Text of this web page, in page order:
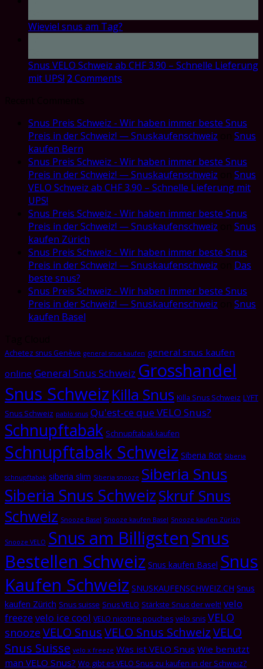
Wieviel snus am Tag?
Snus VELO Schweiz ab CHF 3.90 – Schnelle Lieferung
mit UPS! 2Comments
Snus Preis Schweiz - Wir haben immer beste Snus
Preis in der Schweiz! — Snuskaufenschweiz
Snus
kaufen Bern
Snus Preis Schweiz - Wir haben immer beste Snus
Preis in der Schweiz! — Snuskaufenschweiz
Snus
VELO Schweiz ab CHF 3.90 – Schnelle Lieferung mit
UPS!
Snus Preis Schweiz - Wir haben immer beste Snus
Preis in der Schweiz! — Snuskaufenschweiz
Snus
kaufen Zürich
Snus Preis Schweiz - Wir haben immer beste Snus
Preis in der Schweiz! — Snuskaufenschweiz
Das
beste snus?
Snus Preis Schweiz - Wir haben immer beste Snus
Preis in der Schweiz! — Snuskaufenschweiz
Snus
kaufen Basel
Achetez snus Genève general snus kaufen general snus kaufen
online General Snus Schweiz Grosshandel
Snus Schweiz Killa Snus Killa Snus Schweiz LYFT
Snus Schweiz pablo snus Qu'est-ce que VELO Snus?
Schnupftabak Schnupftabak kaufen
Schnupftabak Schweiz Siberia Rot Siberia
schnupftabak siberia slim Siberia snooze Siberia Snus
Siberia Snus SchweizSkruf Snus
Schweiz Snooze Basel Snooze kaufen Basel Snooze kaufen Zürich
Snooze VELO Snus am BilligstenSnus
Bestellen Schweiz Snus kaufen Basel Snus
Kaufen Schweiz SNUSKAUFENSCHWEIZ.CH Snus
kaufen Zürich Snus suisse Snus VELO Stärkste Snus der welt! velo
freeze velo ice cool VELO nicotine pouches velo snis VELO
snooze VELO SnusVELO Snus SchweizVELO
Snus Suisse velo x freeze Was ist VELO Snus Wie benutzt
man VELO Snus? Wo gibt es VELO Snus zu kaufen in der Schweiz?